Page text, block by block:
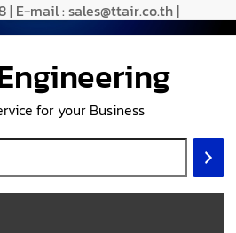
| E-mail : sales@ttair.co.th |
for your Business